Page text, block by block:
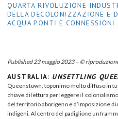
QUARTA RIVOLUZIONE
DELLA DECOLONIZZAZIONE E
ACQUA PONTI E CONNESSIONI
Published 23 maggio 2023 – ©
AUSTRALIA: UNSETTLING
Queenstown, toponimo molto diffuso in
chiave di lettura per leggere il
del territorio aborigeno e d’imposizione
indigeni. Al centro del padiglione un